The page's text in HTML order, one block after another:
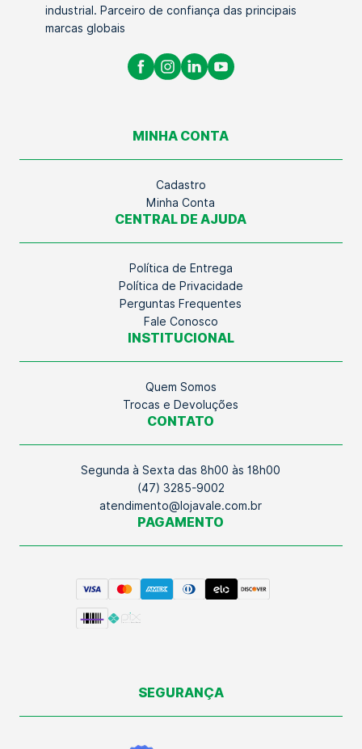
industrial. Parceiro de confiança das principais
marcas globais
MINHA CONTA
Cadastro
Minha Conta
CENTRAL DE AJUDA
Política de Entrega
Política de Privacidade
Perguntas Frequentes
Fale Conosco
INSTITUCIONAL
Quem Somos
Trocas e Devoluções
CONTATO
Segunda à Sexta das 8h00 às 18h00
(47) 3285-9002
atendimento@lojavale.com.br
PAGAMENTO
SEGURANÇA